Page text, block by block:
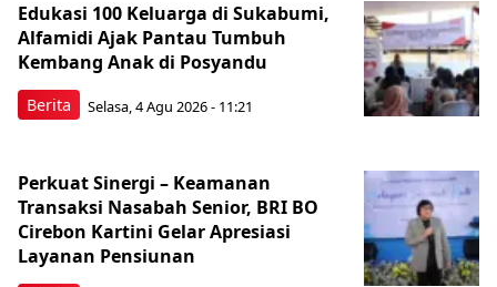
Berita
Edukasi 100 Keluarga di Sukabumi,
Alfamidi Ajak Pantau Tumbuh
Kembang Anak di Posyandu
Selasa, 4 Agu 2026 - 11:21
Perkuat Sinergi – Keamanan
Transaksi Nasabah Senior, BRI BO
Cirebon Kartini Gelar Apresiasi
Layanan Pensiunan